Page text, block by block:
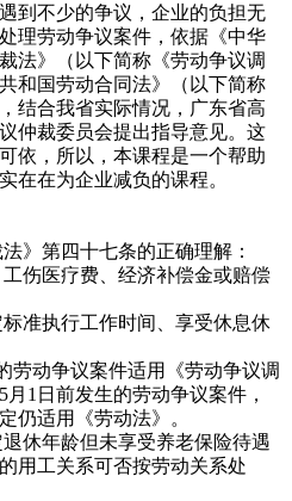
到不少的争议，企业的负担无
理劳动争议案件，依据《中华
法》（以下简称《劳动争议调
和国劳动合同法》（以下简称
结合我省实际情况，广东省高
仲裁委员会提出指导意见。这
依，所以，本课程是一个帮助
在在为企业减负的课程。
》第四十七条的正确理解：
伤医疗费、经济补偿金或赔偿
准执行工作时间、享受休息休
劳动争议案件适用《劳动争议调
1日前发生的劳动争议案件，
仍适用《劳动法》。
休年龄但未享受养老保险待遇
用工关系可否按劳动关系处